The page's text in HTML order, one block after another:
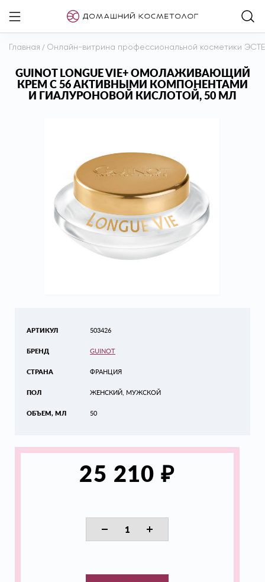
Главная / Онлайн-витрина профессиональной косметики
GUINOT LONGUE VIE+ ОМОЛАЖИВАЮЩИЙ
КРЕМ C 56 АКТИВНЫМИ КОМПОНЕНТАМИ
И ГИАЛУРОНОВОЙ КИСЛОТОЙ, 50 МЛ
АРТИКУЛ
БРЕНД
СТРАНА
ПОЛ
ОБЪЕМ, МЛ
503426
GUINOT
ФРАНЦИЯ
ЖЕНСКИЙ, МУЖСКОЙ
50
25 210₽